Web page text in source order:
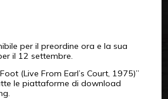
per il preordine ora e la sua
il 12 settembre.
(Live From Earl’s Court, 1975)”
le piattaforme di download